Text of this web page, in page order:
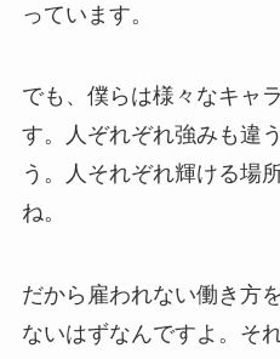
っています。
でも、僕らは様々なキャ
す。人ぞれぞれ強みも違
う。人それぞれ輝ける場
ね。
だから雇われない働き方
ないはずなんですよ。そ